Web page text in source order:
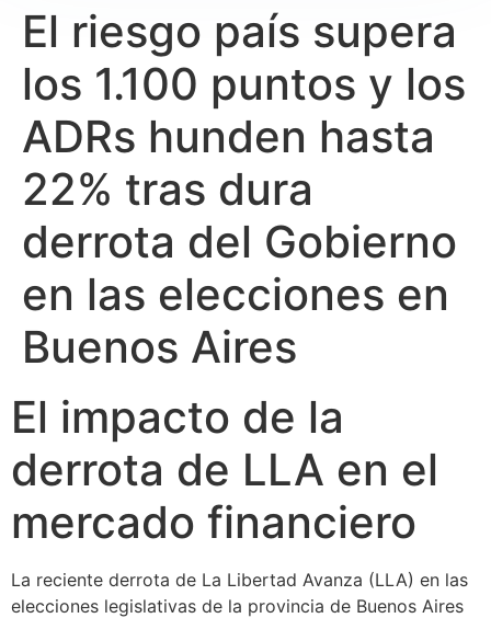
El riesgo país supera
los 1.100 puntos y los
ADRs hunden hasta
22% tras dura
derrota del Gobierno
en las elecciones en
Buenos Aires
El impacto de la
derrota de LLA en el
mercado financiero
La reciente derrota de La Libertad Avanza (LLA) en las
elecciones legislativas de la provincia de Buenos Aires